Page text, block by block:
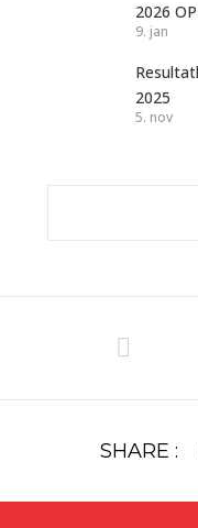
2026
9. jan
2025
5. nov
SHARE :